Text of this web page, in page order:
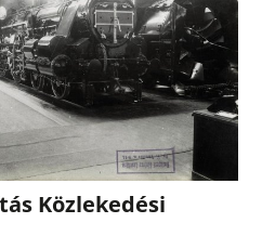
Közlekedési